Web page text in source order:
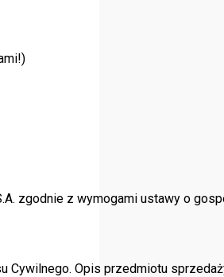
zgodnie z wymogami ustawy o
Opis przedmiotu